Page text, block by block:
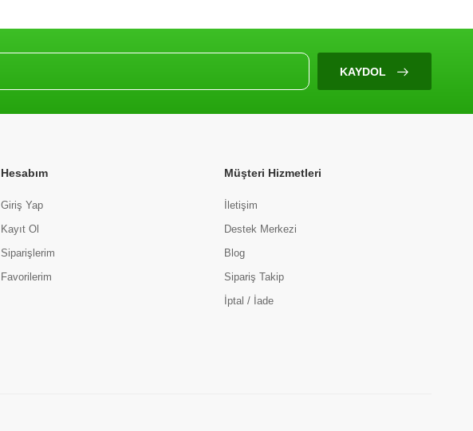
KAYDOL
Hesabım
Giriş Yap
Kayıt Ol
Siparişlerim
Favorilerim
Müşteri Hizmetleri
İletişim
Destek Merkezi
Blog
Sipariş Takip
İptal / İade